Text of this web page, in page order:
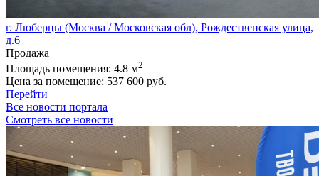
г. Люберцы (Москва / Московская обл), Рождественская улица,
д.6
Продажа
Площадь помещения: 4.8 м2
Цена за помещение: 537 600 руб.
Перейти
Все новости портала
Смотреть все новости